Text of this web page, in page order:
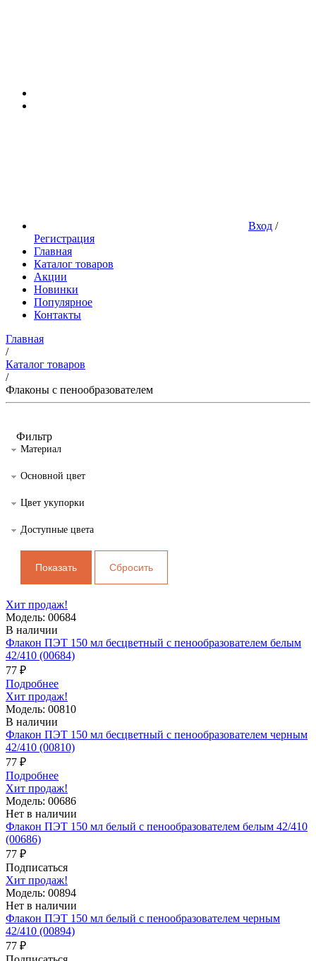
Вход /
Регистрация
Главная
Каталог товаров
Акции
Новинки
Популярное
Контакты
Главная
/
Каталог товаров
/
Флаконы с пенообразователем
Фильтр
Материал
Основной цвет
Цвет укупорки
Доступные цвета
Хит продаж!
Модель: 00684
В наличии
Флакон ПЭТ 150 мл бесцветный с пенообразователем белым
42/410 (00684)
77 ₽
Подробнее
Хит продаж!
Модель: 00810
В наличии
Флакон ПЭТ 150 мл бесцветный с пенообразователем черным
42/410 (00810)
77 ₽
Подробнее
Хит продаж!
Модель: 00686
Нет в наличии
Флакон ПЭТ 150 мл белый с пенообразователем белым 42/410
(00686)
77 ₽
Подписаться
Хит продаж!
Модель: 00894
Нет в наличии
Флакон ПЭТ 150 мл белый с пенообразователем черным
42/410 (00894)
77 ₽